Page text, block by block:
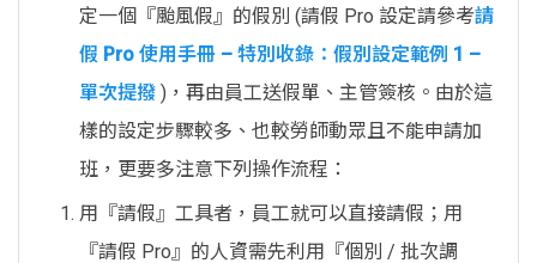
定一個『颱風假』的假別 (請假 Pro 設定請參考請
假 Pro 使用手冊 – 特別收錄：假別設定範例 1 –
單次提撥 )，再由員工送假單、主管簽核。由於這
樣的設定步驟較多、也較勞師動眾且不能申請加
班，更要多注意下列操作流程：
用『請假』工具者，員工就可以直接請假；用
『請假 Pro』的人資需先利用『個別 / 批次調